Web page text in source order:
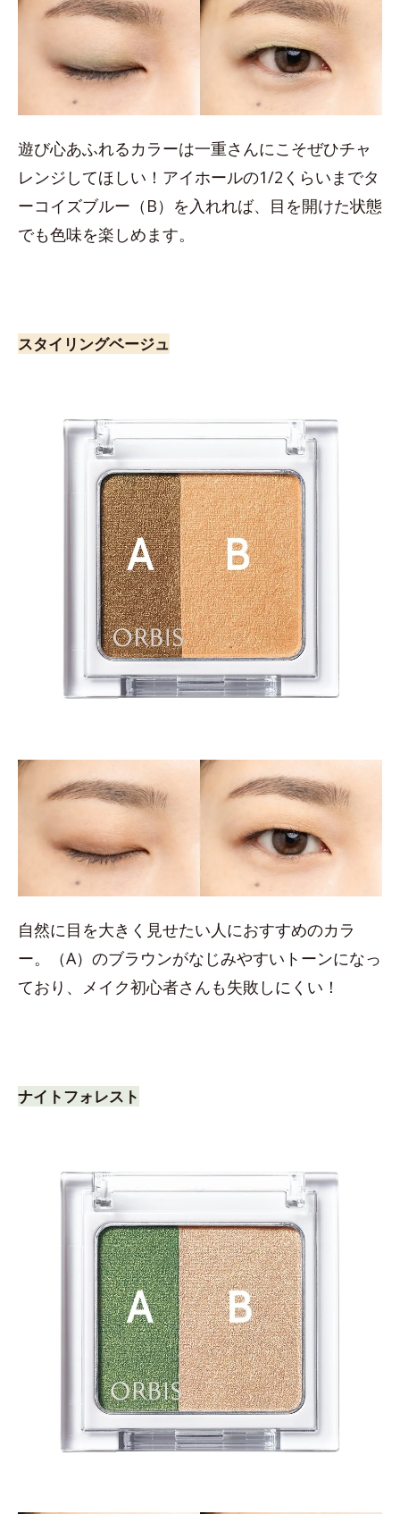
遊び心あふれるカラーは一重さんにこそぜひチャ
レンジしてほしい！アイホールの1/2くらいまでタ
ーコイズブルー（B）を入れれば、目を開けた状態
でも色味を楽しめます。
スタイリングベージュ
自然に目を大きく見せたい人におすすめのカラ
ー。（A）のブラウンがなじみやすいトーンになっ
ており、メイク初心者さんも失敗しにくい！
ナイトフォレスト